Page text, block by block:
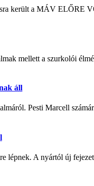
került a MÁV
mellett a szurkolói
áll
Pesti Marcell
lépnek. A nyártól új